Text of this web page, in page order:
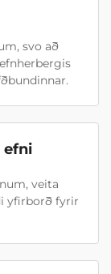
svo að
veita
yfirborð fyrir